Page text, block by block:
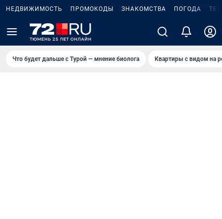
НЕДВИЖИМОСТЬ ПРОМОКОДЫ ЗНАКОМСТВА ПОГОДА
Что будет дальше с Турой — мнение биолога Квартиры с видом на